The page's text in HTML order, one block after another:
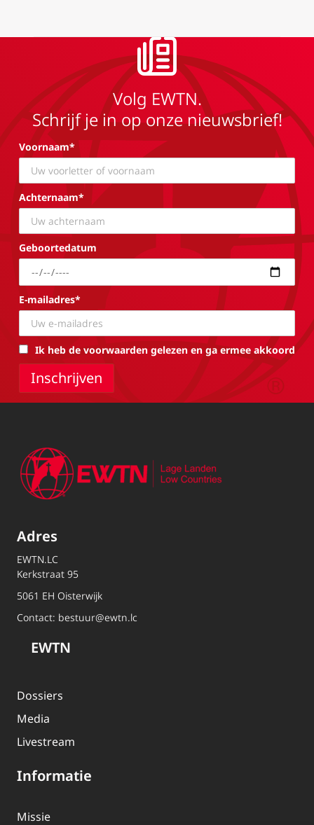
Volg EWTN.
Schrijf je in op onze nieuwsbrief!
Voornaam*
Achternaam*
Geboortedatum
E-mailadres*
Ik heb de voorwaarden gelezen en ga ermee akkoord
Adres
EWTN.LC
Kerkstraat 95
5061 EH Oisterwijk
Contact: bestuur@ewtn.lc
EWTN
Dossiers
Media
Livestream
Informatie
Missie